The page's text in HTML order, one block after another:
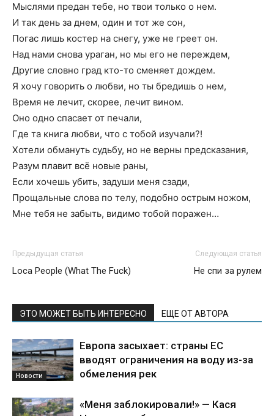
Мыслями предан тебе, но твои только о нем.
И так день за днем, один и тот же сон,
Погас лишь костер на снегу, уже не греет он.
Над нами снова ураган, но мы его не переждем,
Другие словно град кто-то сменяет дождем.
Я хочу говорить о любви, но ты бредишь о нем,
Время не лечит, скорее, лечит вином.
Оно одно спасает от печали,
Где та книга любви, что с тобой изучали?!
Хотели обмануть судьбу, но не верны предсказания,
Разум плавит всё новые раны,
Если хочешь убить, задуши меня сзади,
Прощальные слова по телу, подобно острым ножом,
Мне тебя не забыть, видимо тобой поражен…
Предыдущая статья
Loca People (What The Fuck)
Следующая статья
Не спи за рулем
ЭТО МОЖЕТ БЫТЬ ИНТЕРЕСНО ЕЩЕ ОТ АВТОРА
Новости
Европа засыхает: страны ЕС
вводят ограничения на воду из-за
обмеления рек
«Меня заблокировали!» — Кася